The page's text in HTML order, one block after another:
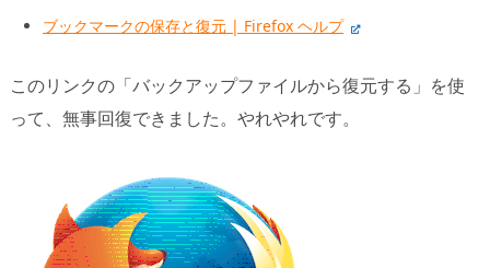
ブックマークの保存と復元 | Firefox ヘルプ
このリンクの「バックアップファイルから復元する」を使
って、無事回復できました。やれやれです。